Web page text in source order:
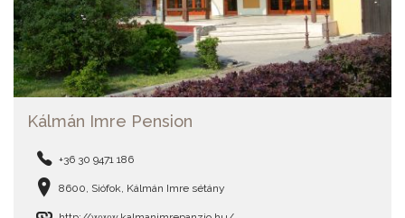
Kálmán Imre Pension
+36 30 9471 186
8600, Siófok, Kálmán Imre sétány